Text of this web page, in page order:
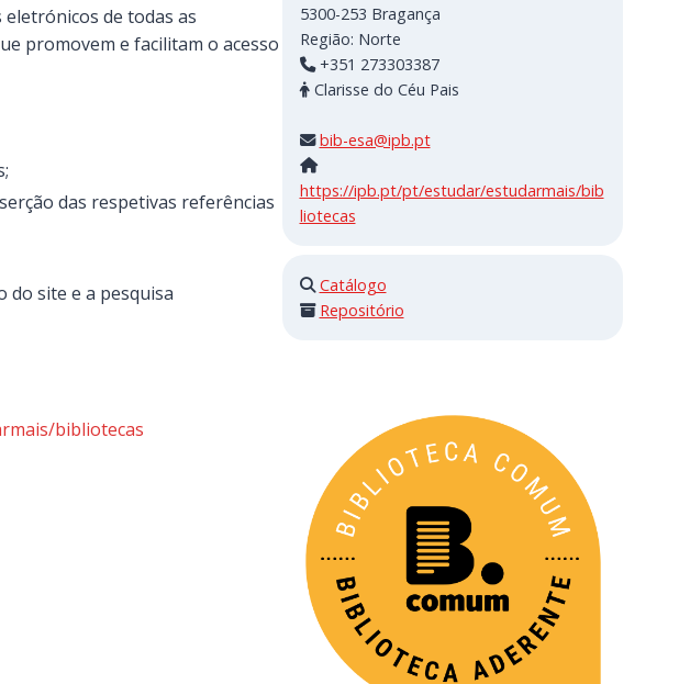
de todas as
promovem e facilitam o acesso
das respetivas referências
do site e a pesquisa
bibliotecas
5300-253 Bragança
Região: Norte
+351 273303387
Clarisse do Céu Pais
bib-esa@ipb.pt
https://ipb.pt/pt/estudar/estudarmais/bib
liotecas
Catálogo
Repositório